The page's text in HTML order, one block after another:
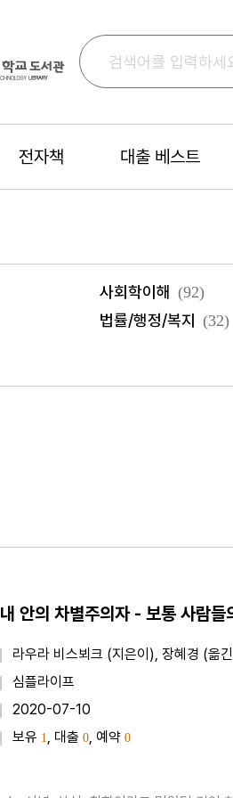
전자책 대출 베스트
사회학이해 (92)
법률/행정/복지 (32)
내 안의 차별주의자 - 보통 사람
라우라 비스뵈크 (지은이), 장혜경 (옮
심플라이프
2020-07-10
보유 1, 대출 0, 예약 0